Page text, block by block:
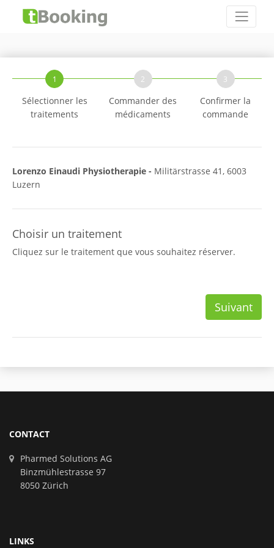
1
Sélectionner les
traitements
2
Commander des
médicaments
3
Confirmer la
commande
Lorenzo Einaudi Physiotherapie - Militärstrasse 41, 6003
Luzern
Choisir un traitement
Cliquez sur le traitement que vous souhaitez réserver.
Suivant
CONTACT
Pharmed Solutions AG
Binzmühlestrasse 97
8050 Zürich
LINKS